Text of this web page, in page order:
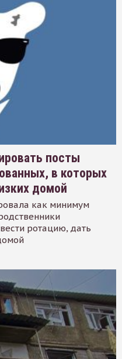
посты
в которых
домой
как минимум
ротацию, дать